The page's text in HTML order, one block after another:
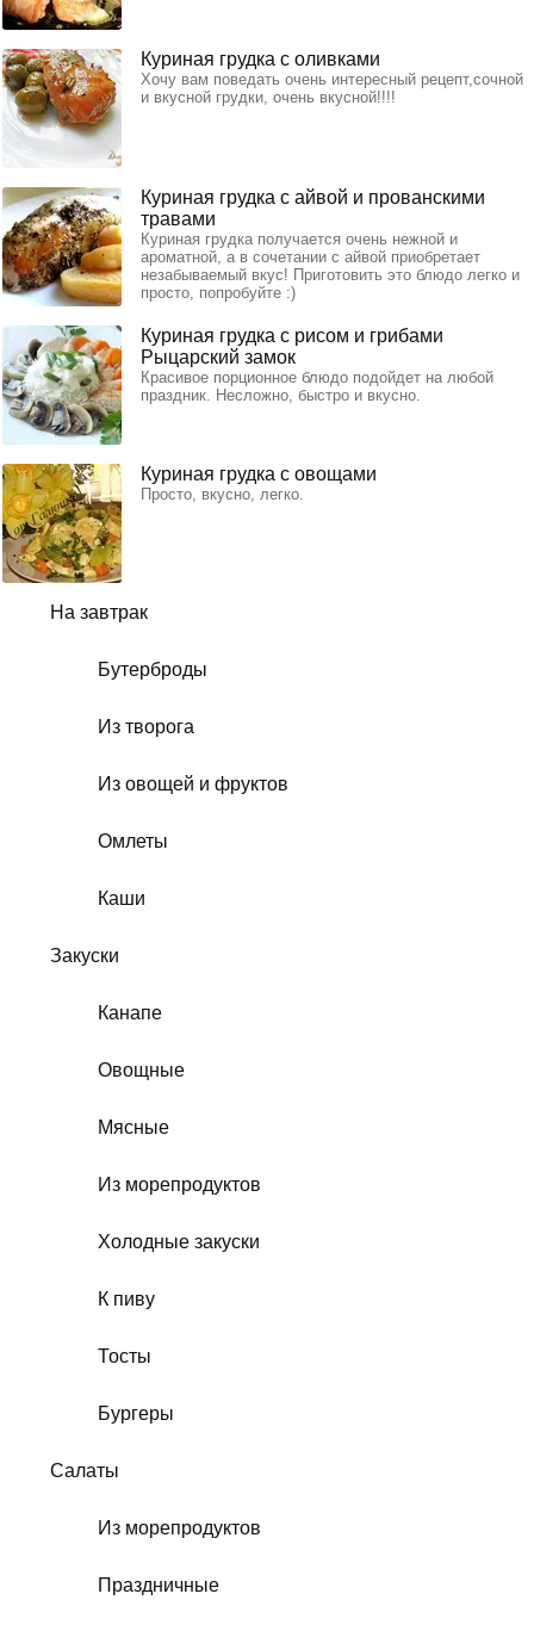
На завтрак
Бутерброды
Из творога
Из овощей и фруктов
Омлеты
Каши
Закуски
Канапе
Овощные
Мясные
Из морепродуктов
Холодные закуски
К пиву
Тосты
Бургеры
Салаты
Из морепродуктов
Праздничные
Куриная грудка с оливками
Хочу вам поведать очень интересный рецепт,сочной
и вкусной грудки, очень вкусной!!!!
Куриная грудка с айвой и прованскими
травами
Куриная грудка получается очень нежной и
ароматной, а в сочетании с айвой приобретает
незабываемый вкус! Приготовить это блюдо легко и
просто, попробуйте :)
Куриная грудка с рисом и грибами
Рыцарский замок
Красивое порционное блюдо подойдет на любой
праздник. Несложно, быстро и вкусно.
Куриная грудка с овощами
Просто, вкусно, легко.